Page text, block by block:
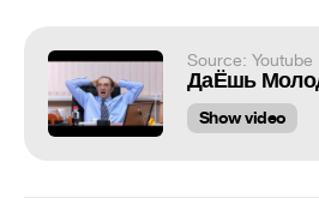
Source: Youtube
Show video